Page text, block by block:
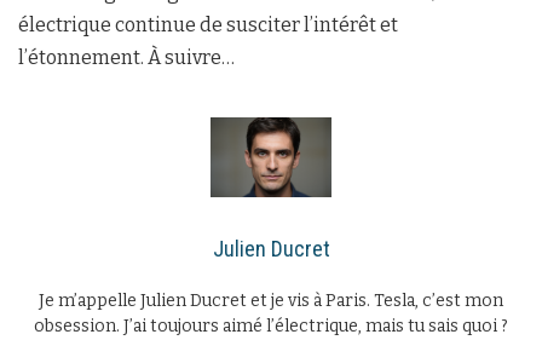
électrique continue de susciter l’intérêt et
l’étonnement. À suivre…
Julien Ducret
Je m’appelle Julien Ducret et je vis à Paris. Tesla, c’est mon
obsession. J’ai toujours aimé l’électrique, mais tu sais quoi ?